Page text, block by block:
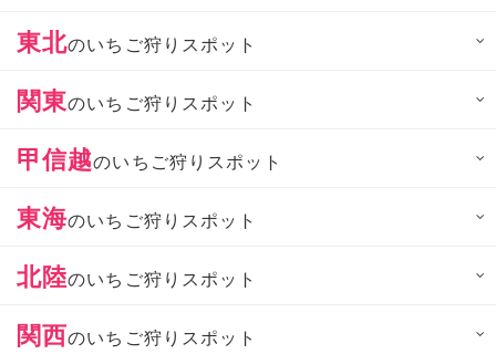
東北のいちご狩りスポット
関東のいちご狩りスポット
甲信越のいちご狩りスポット
東海のいちご狩りスポット
北陸のいちご狩りスポット
関西のいちご狩りスポット